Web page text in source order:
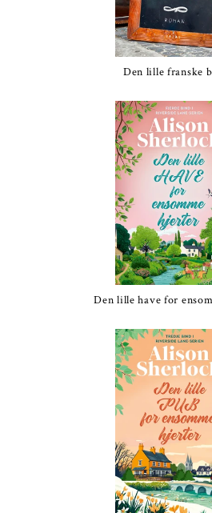
Den lille franske
Den lille have for